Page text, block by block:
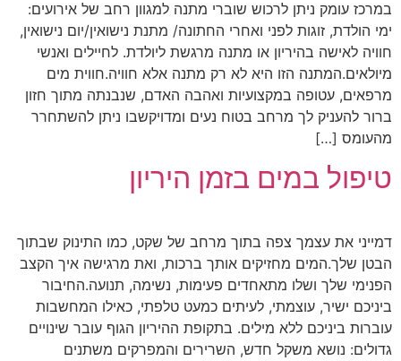
במרכז עומק ניתן לרכוש שוברי מתנה למגוון רחב של אירועים:
ימי הולדת, זוגות לפני ואחרי החתונה/ מתנת נישואין/יום נישואין,
חוויה לאישה בהיריון או מתנה מרגשת ליולדת. לחיילים ואנשי
מיולאים.המתנה הזו היא לא רק מתנה אלא חוויה.חווית מים
מרפאים, עטופה במקצועיות ואהבה האדם, שנבנתה מתוך חזון
ברור להעניק לך מרחב בטוח נעים ומדויקשבו ניתן להשתחרר
מהעומס […]
טיפול במים בזמן היריון
דמייני את עצמך צפה בתוך מרחב של שקט, כמו התינוק שבתוך
הבטן שלך.המים מחזיקים אותך ברכות, ואת מרגישה איך הקצב
הפנימי שלך ושלו מתאחדים פעימות, נשימה, תנועה.החיבור
ביניכם ישיר, עוצמתי, לעיתים כמעט טלפתי, כאילו המחשבות
עוברות ביניכם ללא מילים. בתקופת ההיריון הגוף עובר שינויים
גדולים: נושא משקל חדש, השרירים והמפרקים משתנים